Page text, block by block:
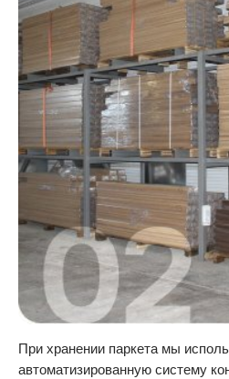
При хранении паркета мы
автоматизированную систему